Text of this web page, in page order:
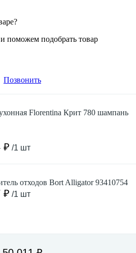
поможем подобрать товар
Позвонить
Florentina Крит 780 шампань
₽ /1 шт
отходов Bort Alligator 93410754
₽ /1 шт